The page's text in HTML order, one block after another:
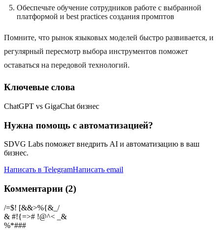
Обеспечьте обучение сотрудников работе с выбранной
платформой и best practices создания промптов
Помните, что рынок языковых моделей быстро развивается, и
регулярный пересмотр выбора инструментов поможет
оставаться на передовой технологий.
Ключевые слова
ChatGPT vs GigaChat бизнес
Нужна помощь с автоматизацией?
SDVG Labs поможет внедрить AI и автоматизацию в ваш
бизнес.
Написать в TelegramНаписать email
Комментарии (2)
/=$! [&&>%{&_/
& #!{=># !@^< _&
%*###